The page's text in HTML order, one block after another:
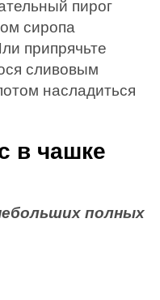
пирог
сиропа
припрячьте
сливовым
насладиться
в чашке
полных